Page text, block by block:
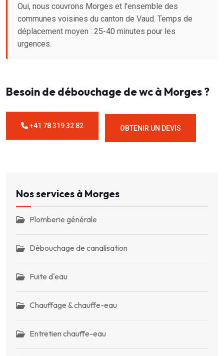
Oui, nous couvrons Morges et l'ensemble des
communes voisines du canton de Vaud. Temps de
déplacement moyen : 25-40 minutes pour les
urgences.
Besoin de débouchage de wc à Morges ?
+41 78 319 32 82 OBTENIR UN DEVIS
Nos services à Morges
Plomberie générale
Débouchage de canalisation
Fuite d'eau
Chauffage & chauffe-eau
Entretien chauffe-eau